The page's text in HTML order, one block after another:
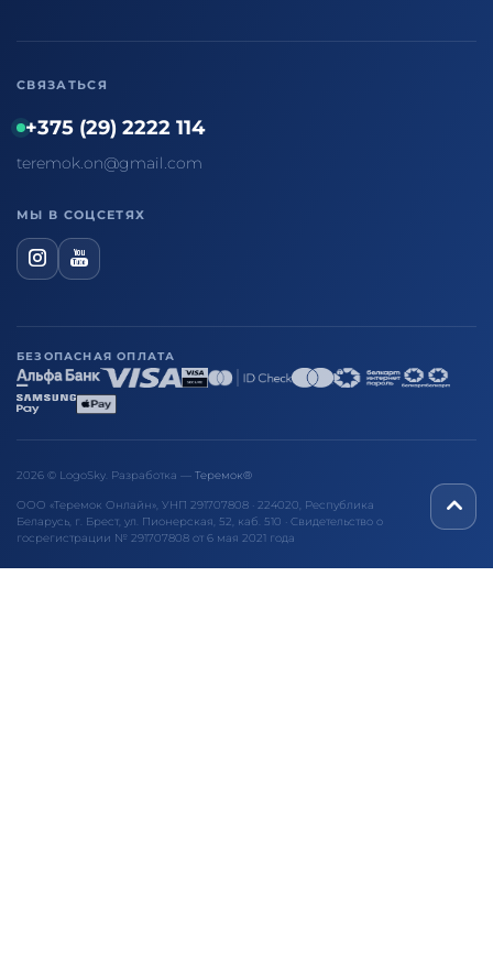
СВЯЗАТЬСЯ
+375 (29) 2222 114
teremok.on@gmail.com
МЫ В СОЦСЕТЯХ
БЕЗОПАСНАЯ ОПЛАТА
2026 © LogoSky. Разработка — Теремок®
ООО «Теремок Онлайн», УНП 291707808 · 224020, Республика
Беларусь, г. Брест, ул. Пионерская, 52, каб. 510 · Свидетельство о
госрегистрации № 291707808 от 6 мая 2021 года